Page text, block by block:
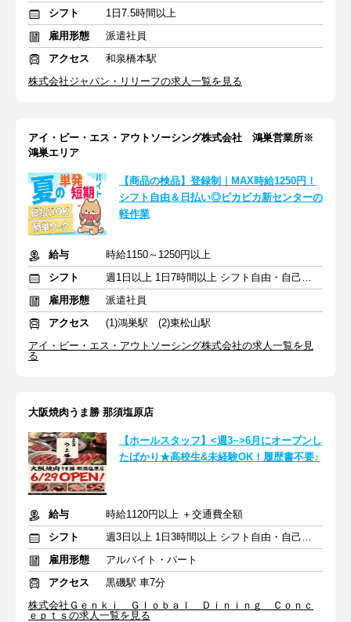
シフト
1日7.5時間以上
雇用形態
派遣社員
アクセス
和泉橋本駅
株式会社ジャパン・リリーフの求人一覧を見る
アイ・ビー・エス・アウトソーシング株式会社 鴻巣営業所※
鴻巣エリア
【商品の検品】登録制｜MAX時給1250円！
シフト自由＆日払い◎ピカピカ新センターの
軽作業
給与
時給1150～1250円以上
シフト
週1日以上 1日7時間以上 シフト自由・自己申告
雇用形態
派遣社員
アクセス
(1)鴻巣駅 (2)東松山駅
アイ・ビー・エス・アウトソーシング株式会社の求人一覧を見
る
大阪焼肉うま勝 那須塩原店
【ホールスタッフ】<週3~>6月にオープンし
たばかり★高校生&未経験OK！履歴書不要♪
給与
時給1120円以上 ＋交通費全額
シフト
週3日以上 1日3時間以上 シフト自由・自己申告
雇用形態
アルバイト・パート
アクセス
黒磯駅 車7分
株式会社Ｇｅｎｋｉ Ｇｌｏｂａｌ Ｄｉｎｉｎｇ Ｃｏｎｃ
ｅｐｔｓの求人一覧を見る